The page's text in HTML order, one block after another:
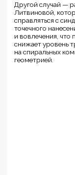
Другой случай —
Литвиновой,
справляться с
точечного
и вовлечения, что
снижает уровень
на спиральных
геометрией.